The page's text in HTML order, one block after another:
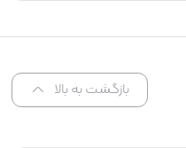
بازگشت به بالا